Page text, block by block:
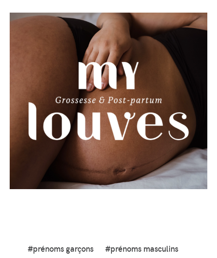
#prénoms garçons #prénoms masculins